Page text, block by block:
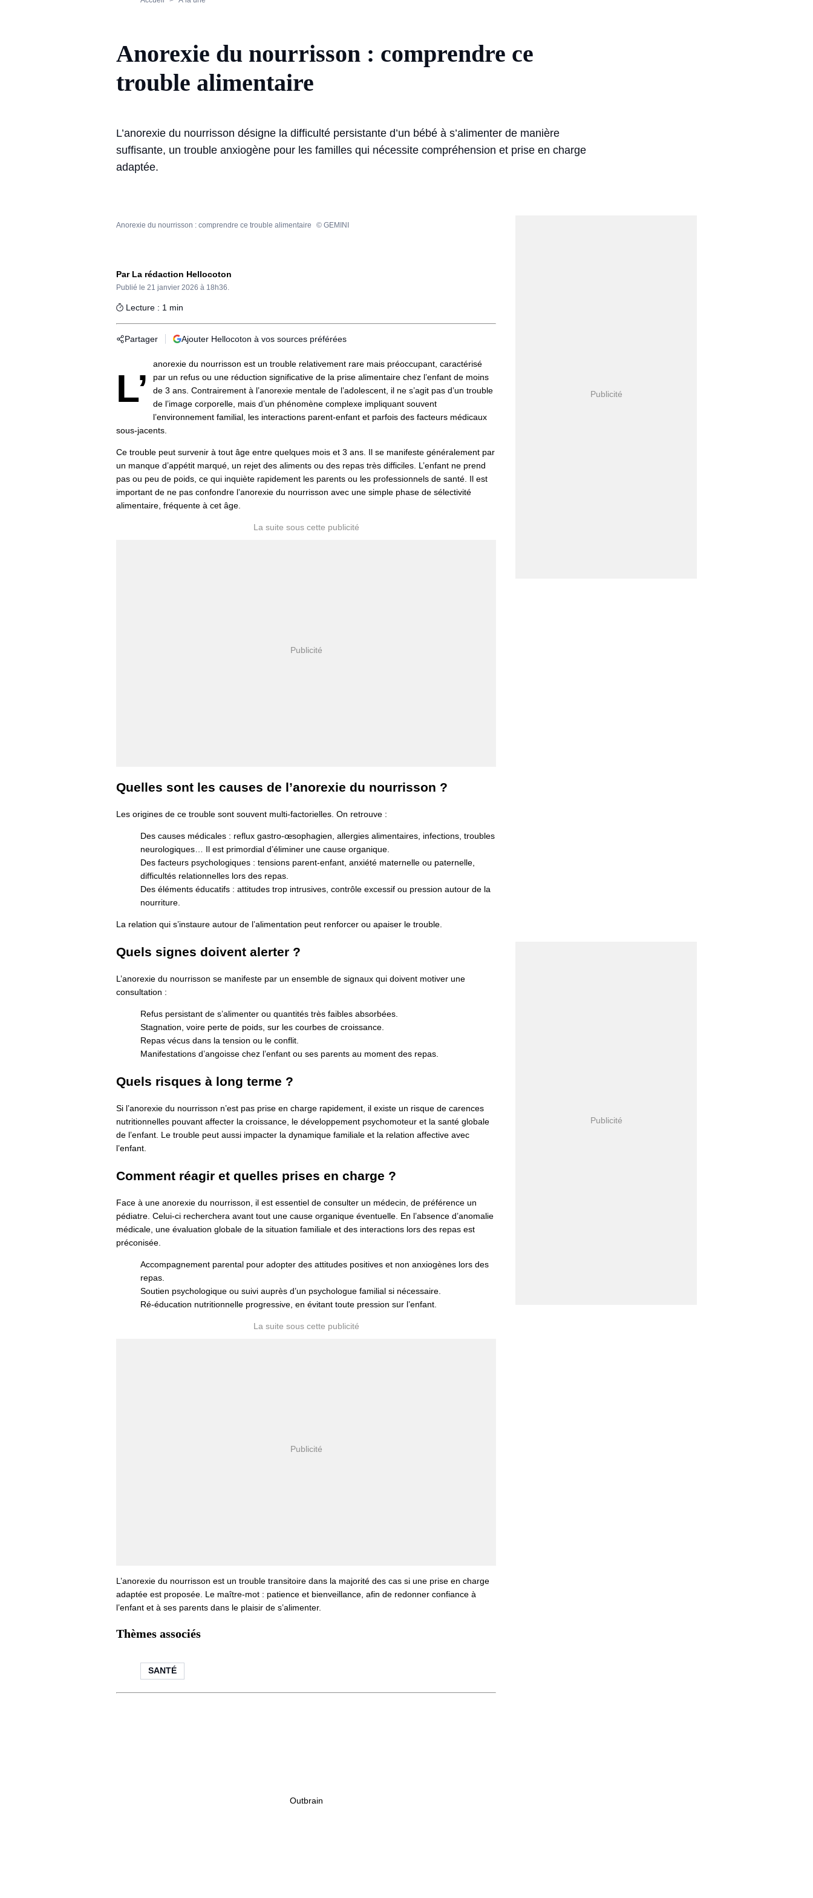
Anorexie du nourrisson : comprendre ce
trouble alimentaire
L’anorexie du nourrisson désigne la difficulté persistante d’un bébé à s’alimenter de manière
suffisante, un trouble anxiogène pour les familles qui nécessite compréhension et prise en charge
adaptée.
Anorexie du nourrisson : comprendre ce trouble alimentaire © GEMINI
Par La rédaction Hellocoton
Publié le 21 janvier 2026 à 18h36.
Lecture : 1 min
Partager Ajouter Hellocoton à vos sources préférées
L’
anorexie du nourrisson est un trouble relativement rare mais préoccupant, caractérisé
par un refus ou une réduction significative de la prise alimentaire chez l’enfant de moins
de 3 ans. Contrairement à l’anorexie mentale de l’adolescent, il ne s’agit pas d’un trouble
de l’image corporelle, mais d’un phénomène complexe impliquant souvent
l’environnement familial, les interactions parent-enfant et parfois des facteurs médicaux
sous-jacents.
Ce trouble peut survenir à tout âge entre quelques mois et 3 ans. Il se manifeste généralement par
un manque d’appétit marqué, un rejet des aliments ou des repas très difficiles. L’enfant ne prend
pas ou peu de poids, ce qui inquiète rapidement les parents ou les professionnels de santé. Il est
important de ne pas confondre l’anorexie du nourrisson avec une simple phase de sélectivité
alimentaire, fréquente à cet âge.
Quelles sont les causes de l’anorexie du nourrisson ?
Les origines de ce trouble sont souvent multi-factorielles. On retrouve :
Des causes médicales : reflux gastro-œsophagien, allergies alimentaires, infections, troubles
neurologiques… Il est primordial d’éliminer une cause organique.
Des facteurs psychologiques : tensions parent-enfant, anxiété maternelle ou paternelle,
difficultés relationnelles lors des repas.
Des éléments éducatifs : attitudes trop intrusives, contrôle excessif ou pression autour de la
nourriture.
La relation qui s’instaure autour de l’alimentation peut renforcer ou apaiser le trouble.
Quels signes doivent alerter ?
L’anorexie du nourrisson se manifeste par un ensemble de signaux qui doivent motiver une
consultation :
Refus persistant de s’alimenter ou quantités très faibles absorbées.
Stagnation, voire perte de poids, sur les courbes de croissance.
Repas vécus dans la tension ou le conflit.
Manifestations d’angoisse chez l’enfant ou ses parents au moment des repas.
Quels risques à long terme ?
Si l’anorexie du nourrisson n’est pas prise en charge rapidement, il existe un risque de carences
nutritionnelles pouvant affecter la croissance, le développement psychomoteur et la santé globale
de l’enfant. Le trouble peut aussi impacter la dynamique familiale et la relation affective avec
l’enfant.
Comment réagir et quelles prises en charge ?
Face à une anorexie du nourrisson, il est essentiel de consulter un médecin, de préférence un
pédiatre. Celui-ci recherchera avant tout une cause organique éventuelle. En l’absence d’anomalie
médicale, une évaluation globale de la situation familiale et des interactions lors des repas est
préconisée.
Accompagnement parental pour adopter des attitudes positives et non anxiogènes lors des
repas.
Soutien psychologique ou suivi auprès d’un psychologue familial si nécessaire.
Ré-éducation nutritionnelle progressive, en évitant toute pression sur l’enfant.
L’anorexie du nourrisson est un trouble transitoire dans la majorité des cas si une prise en charge
adaptée est proposée. Le maître-mot : patience et bienveillance, afin de redonner confiance à
l’enfant et à ses parents dans le plaisir de s’alimenter.
Thèmes associés
SANTÉ
Outbrain